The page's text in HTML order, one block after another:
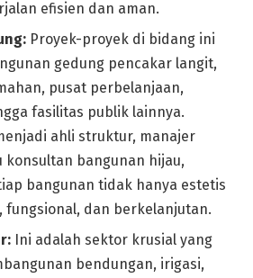
efisien dan aman.
Proyek-proyek di bidang ini
gedung pencakar langit,
pusat perbelanjaan,
fasilitas publik lainnya.
ahli struktur, manajer
konsultan bangunan hijau,
bangunan tidak hanya estetis
fungsional, dan berkelanjutan.
Ini adalah sektor krusial yang
bendungan, irigasi,